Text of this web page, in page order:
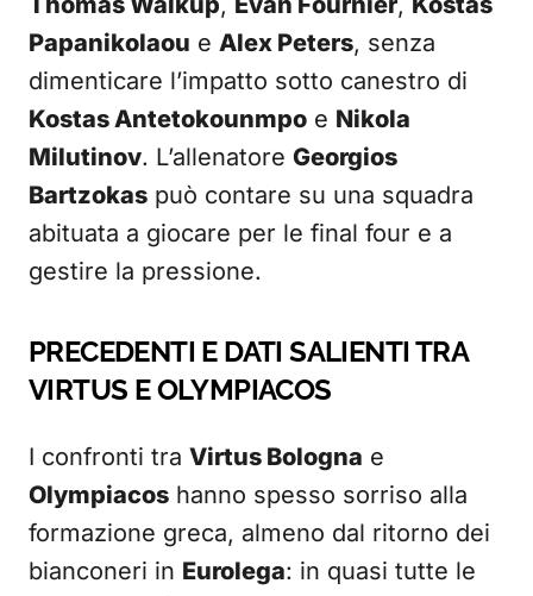
Papanikolaou e Alex Peters, senza
dimenticare l’impatto sotto canestro di
Kostas Antetokounmpo e Nikola
Milutinov. L’allenatore Georgios
Bartzokas può contare su una squadra
abituata a giocare per le final four e a
gestire la pressione.
PRECEDENTI E DATI SALIENTI TRA
VIRTUS E OLYMPIACOS
I confronti tra Virtus Bologna e
Olympiacos hanno spesso sorriso alla
formazione greca, almeno dal ritorno dei
bianconeri in Eurolega: in quasi tutte le